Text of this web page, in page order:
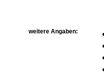
weitere Angaben: